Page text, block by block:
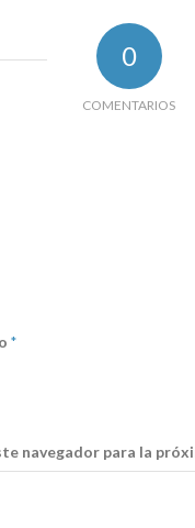
0
COMENTARIOS
*
navegador para la